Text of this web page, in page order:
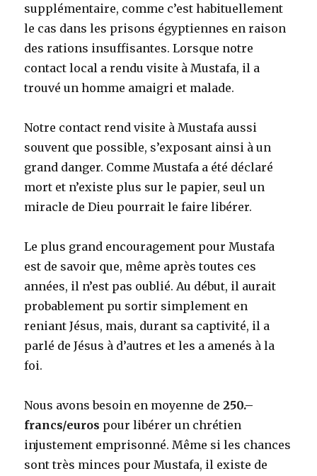
supplémentaire, comme c’est habituellement
le cas dans les prisons égyptiennes en raison
des rations insuffisantes. Lorsque notre
contact local a rendu visite à Mustafa, il a
trouvé un homme amaigri et malade.
Notre contact rend visite à Mustafa aussi
souvent que possible, s’exposant ainsi à un
grand danger. Comme Mustafa a été déclaré
mort et n’existe plus sur le papier, seul un
miracle de Dieu pourrait le faire libérer.
Le plus grand encouragement pour Mustafa
est de savoir que, même après toutes ces
années, il n’est pas oublié. Au début, il aurait
probablement pu sortir simplement en
reniant Jésus, mais, durant sa captivité, il a
parlé de Jésus à d’autres et les a amenés à la
foi.
Nous avons besoin en moyenne de250.–
francs/euros pour libérer un chrétien
injustement emprisonné. Même si les chances
sont très minces pour Mustafa, il existe de